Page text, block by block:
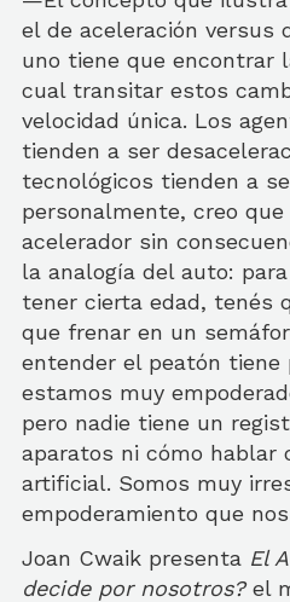
el de aceleración versus
uno tiene que encontrar
cual transitar estos
velocidad única. Los
tienden a ser
tecnológicos tienden a
personalmente, creo
acelerador sin
la analogía del auto:
tener cierta edad, tenés
que frenar en un
entender el peatón tiene
estamos muy
pero nadie tiene un
aparatos ni cómo hablar
artificial. Somos muy
empoderamiento que
Joan Cwaik presenta El
decide por nosotros?el